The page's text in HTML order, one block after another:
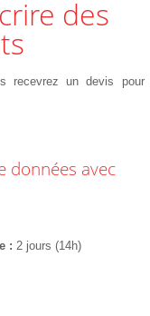
recevrez un devis pour
données avec
2 jours (14h)